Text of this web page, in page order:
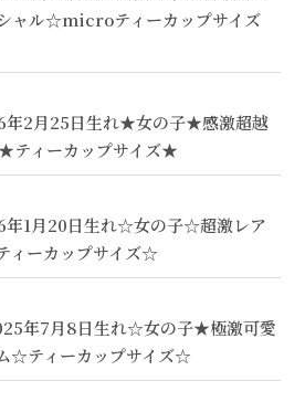
ャル☆microティーカップサイズ
2月25日生れ★女の子★感激超越
ティーカップサイズ★
1月20日生れ☆女の子☆超激レア
ィーカップサイズ☆
年7月8日生れ☆女の子★極激可愛
☆ティーカップサイズ☆